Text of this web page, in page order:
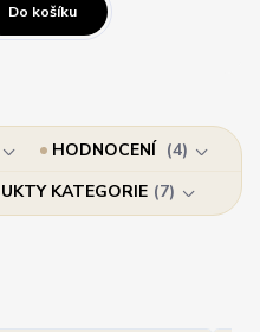
Do košíku
HODNOCENÍ
4
KATEGORIE 7